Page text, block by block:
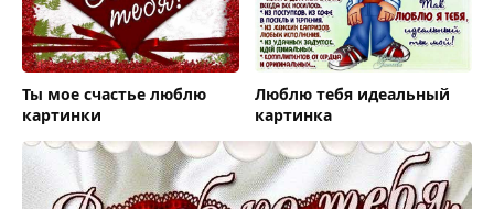
Ты мое счастье люблю
картинки
Люблю тебя идеальный
картинка